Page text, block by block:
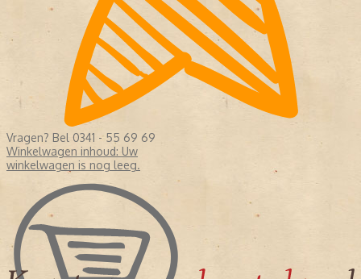
Vragen? Bel 0341 - 55 69 69
Winkelwagen inhoud: Uw
winkelwagen is nog leeg.